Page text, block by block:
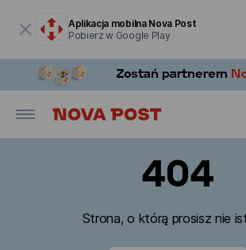
Aplikacja mobilna Nova Post
Pobierz w Google Play
404
Strona, o którą prosisz nie